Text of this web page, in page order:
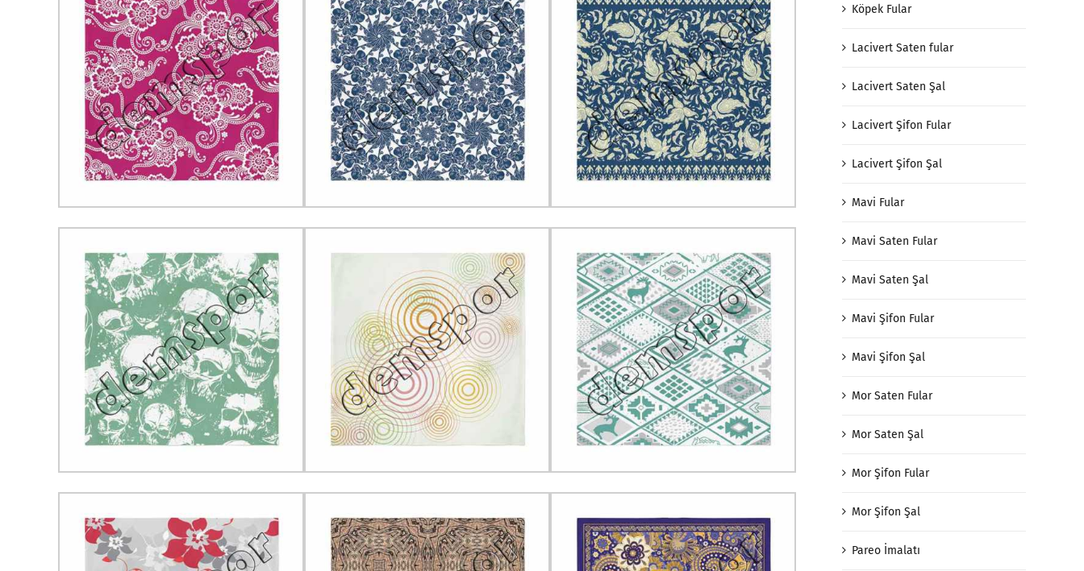
Köpek Fular
Lacivert Saten fular
Lacivert Saten Şal
Lacivert Şifon Fular
Lacivert Şifon Şal
Mavi Fular
Mavi Saten Fular
Mavi Saten Şal
Mavi Şifon Fular
Mavi Şifon Şal
Mor Saten Fular
Mor Saten Şal
Mor Şifon Fular
Mor Şifon Şal
Pareo İmalatı